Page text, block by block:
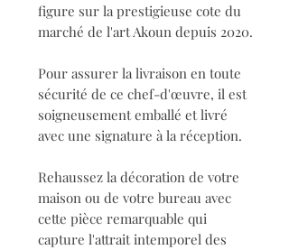
figure sur la prestigieuse cote du
marché de l'art Akoun depuis 2020.
Pour assurer la livraison en toute
sécurité de ce chef-d'œuvre, il est
soigneusement emballé et livré
avec une signature à la réception.
Rehaussez la décoration de votre
maison ou de votre bureau avec
cette pièce remarquable qui
capture l'attrait intemporel des